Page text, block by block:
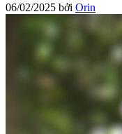
06/02/2025 bởi Orin